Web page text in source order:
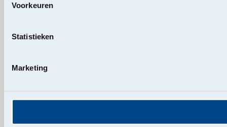
Voorkeuren
Statistieken
Marketing